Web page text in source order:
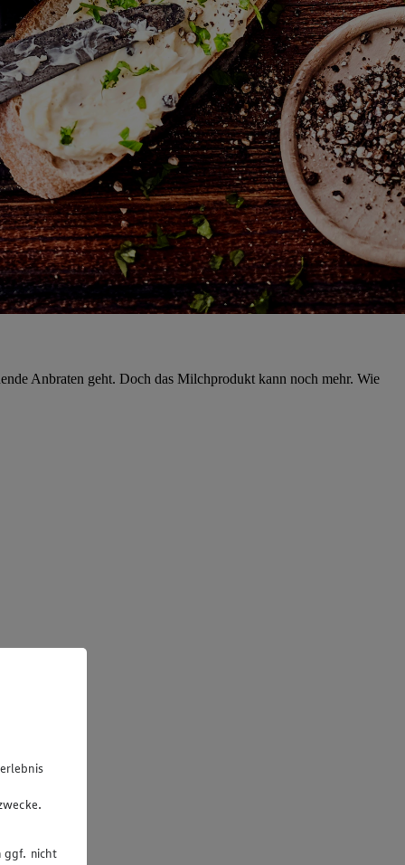
Anbraten geht. Doch das Milchprodukt kann noch mehr. Wie
ggf. nicht